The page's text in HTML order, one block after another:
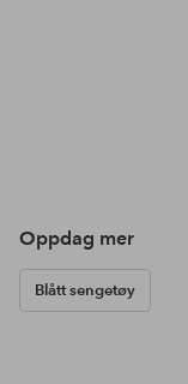
Oppdag mer
Blått sengetøy